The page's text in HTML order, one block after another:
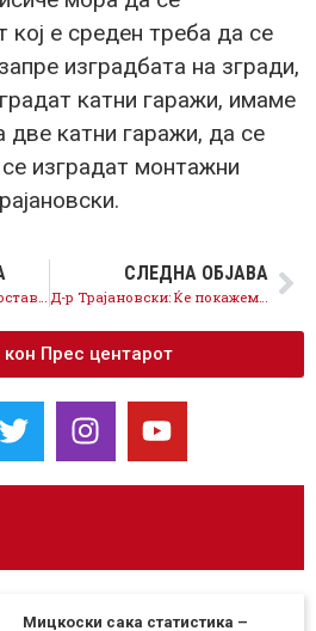
кој е среден треба да се
изградбата на згради,
катни гаражи, имаме
две катни гаражи, да се
изградат монтажни
СЛЕДНА ОБЈАВА
Д-р Трајановски: Ќе покажеме дека младите се апсолутен приоритет на Аеродром!
Прес центарот
Мицкоски сака статистика –